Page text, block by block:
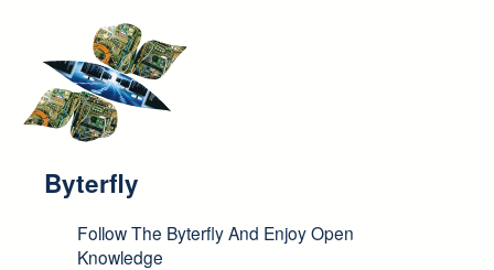
Byterfly
Follow The Byterfly And Enjoy Open
Knowledge